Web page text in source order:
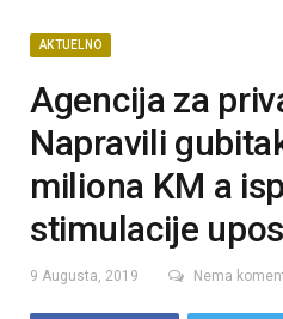
AKTUELNO
Agencija za
Napravili
miliona KM a
stimulacije
9 Augusta, 2019 Nema